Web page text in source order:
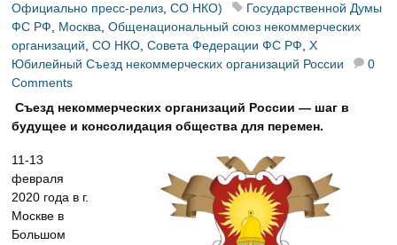
Официально пресс-релиз,СО НКО)
Государственной Думы
ФС РФ, Москва,Общенациональный союз некоммерческих
организаций,СО НКО,Совета Федерации ФС РФ,Х
Юбилейный Съезд некоммерческих организаций России
0
Comments
Съезд некоммерческих организаций России — шаг в
будущее и консолидация общества для перемен.
11-13
февраля
2020 года в г.
Москве в
Большом